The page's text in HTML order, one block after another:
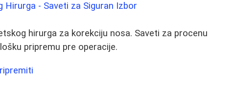
- Saveti za Siguran Izbor
hirurga za korekciju nosa. Saveti za procenu
pripremu pre operacije.